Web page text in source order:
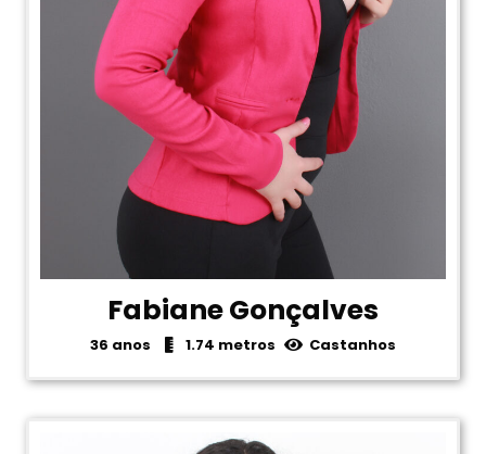
Fabiane Gonçalves
36 anos 1.74 metros Castanhos